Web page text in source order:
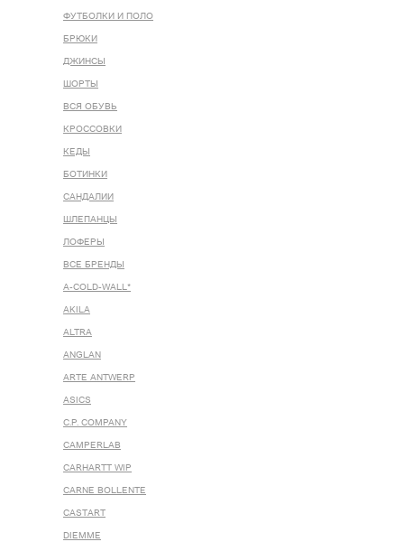
ФУТБОЛКИ И ПОЛО
БРЮКИ
ДЖИНСЫ
ШОРТЫ
ВСЯ ОБУВЬ
КРОССОВКИ
КЕДЫ
БОТИНКИ
САНДАЛИИ
ШЛЕПАНЦЫ
ЛОФЕРЫ
ВСЕ БРЕНДЫ
A-COLD-WALL*
AKILA
ALTRA
ANGLAN
ARTE ANTWERP
ASICS
C.P. COMPANY
CAMPERLAB
CARHARTT WIP
CARNE BOLLENTE
CASTART
DIEMME